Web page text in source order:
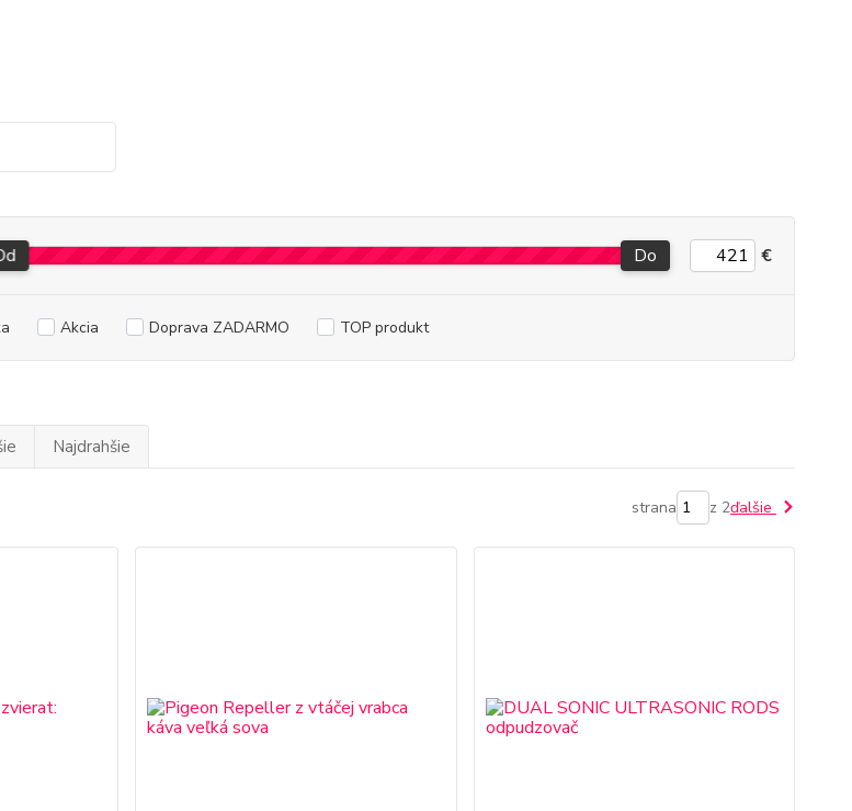
Do €
Akcia Doprava ZADARMO TOP produkt
Najdrahšie
strana z 2ďalšie